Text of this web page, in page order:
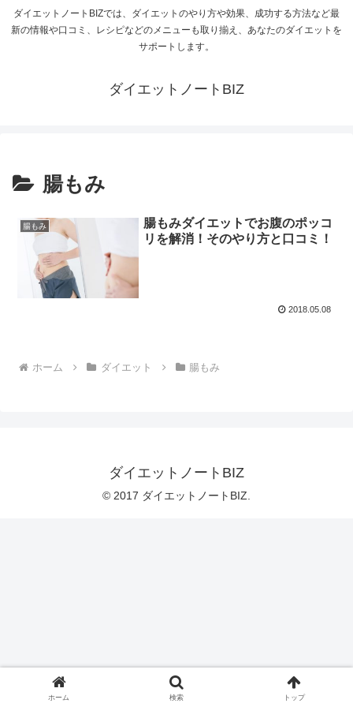
ダイエットノートBIZでは、ダイエットのやり方や効果、成功する方法など最
新の情報や口コミ、レシピなどのメニューも取り揃え、あなたのダイエットを
サポートします。
ダイエットノートBIZ
腸もみ
腸もみ
腸もみダイエットでお腹のポッコ
リを解消！そのやり方と口コミ！
2018.05.08
ホーム ダイエット 腸もみ
ダイエットノートBIZ
© 2017 ダイエットノートBIZ.
ホーム 検索 トップ